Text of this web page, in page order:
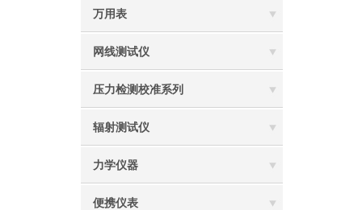
万用表
网线测试仪
压力检测校准系列
辐射测试仪
力学仪器
便携仪表